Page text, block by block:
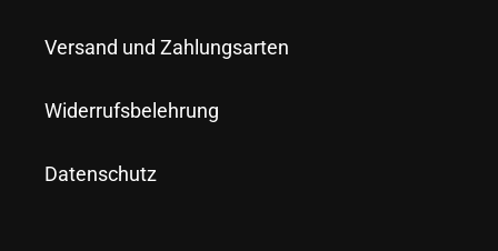
Versand und Zahlungsarten
Widerrufsbelehrung
Datenschutz